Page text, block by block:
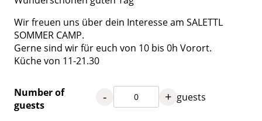
Wir freuen uns über dein Interesse am SALETTL
SOMMER CAMP.
Gerne sind wir für euch von 10 bis 0h Vorort.
Küche von 11-21.30
Number of
guests
- + guests